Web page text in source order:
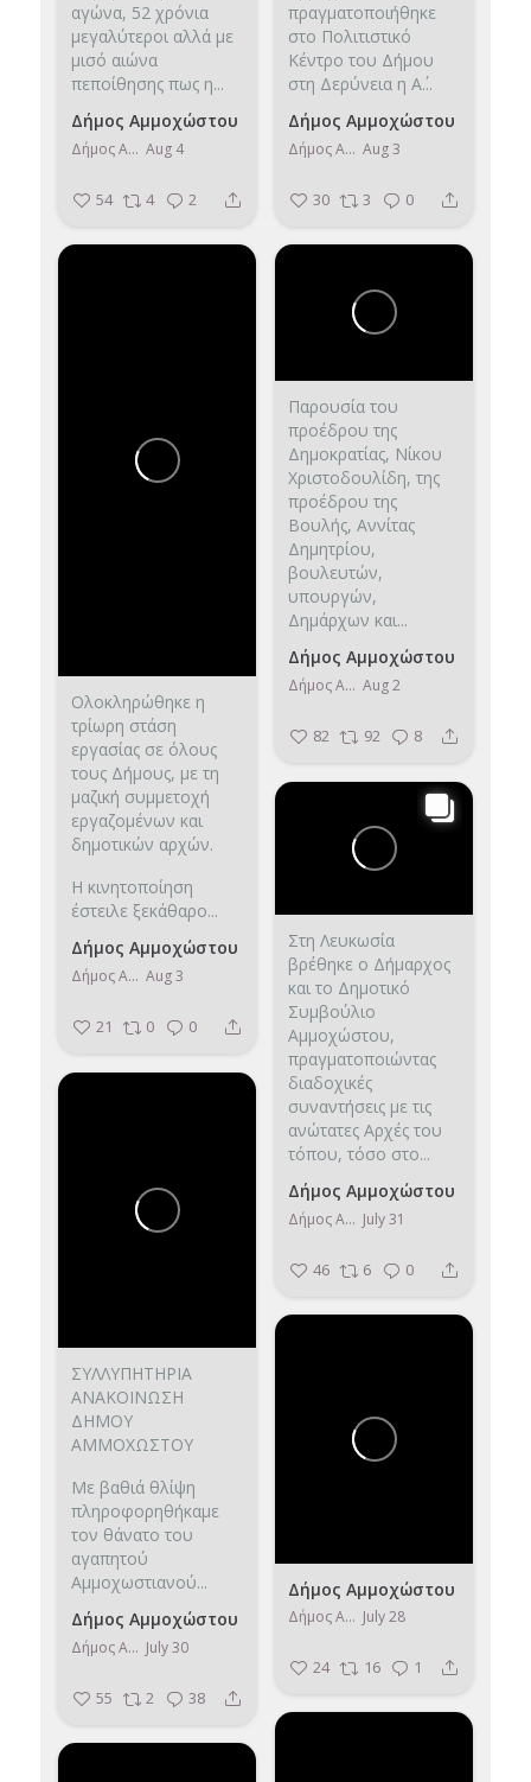
αγώνα, 52 χρόνια
μεγαλύτεροι αλλά με
μισό αιώνα
πεποίθησης πως η...
Δήμος Αμμοχώστου
Δήμος Αμμοχώστου Aug 4
54 4 2
πραγματοποιήθηκε
στο Πολιτιστικό
Κέντρο του Δήμου
στη Δερύνεια η Α΄...
Δήμος Αμμοχώστου
Δήμος Αμμοχώστου Aug 3
30 3 0
Ολοκληρώθηκε η
τρίωρη στάση
εργασίας σε όλους
τους Δήμους, με τη
μαζική συμμετοχή
εργαζομένων και
δημοτικών αρχών.
Η κινητοποίηση
έστειλε ξεκάθαρο...
Δήμος Αμμοχώστου
Δήμος Αμμοχώστου Aug 3
21 0 0
Παρουσία του
προέδρου της
Δημοκρατίας, Νίκου
Χριστοδουλίδη, της
προέδρου της
Βουλής, Αννίτας
Δημητρίου,
βουλευτών,
υπουργών,
Δημάρχων και...
Δήμος Αμμοχώστου
Δήμος Αμμοχώστου Aug 2
82 92 8
Στη Λευκωσία
βρέθηκε ο Δήμαρχος
και το Δημοτικό
Συμβούλιο
Αμμοχώστου,
πραγματοποιώντας
διαδοχικές
συναντήσεις με τις
ανώτατες Αρχές του
τόπου, τόσο στο...
Δήμος Αμμοχώστου
Δήμος Αμμοχώστου July 31
46 6 0
ΣΥΛΛΥΠΗΤΗΡΙΑ
ΑΝΑΚΟΙΝΩΣΗ
ΔΗΜΟΥ
ΑΜΜΟΧΩΣΤΟΥ
Με βαθιά θλίψη
πληροφορηθήκαμε
τον θάνατο του
αγαπητού
Αμμοχωστιανού...
Δήμος Αμμοχώστου
Δήμος Αμμοχώστου July 30
55 2 38
Δήμος Αμμοχώστου
Δήμος Αμμοχώστου July 28
24 16 1